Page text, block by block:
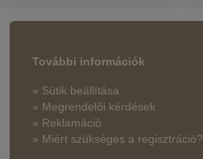
További információk
» Sütik beállítása
» Megrendelői kérdések
» Reklamáció
» Miért szükséges a regisztráció?